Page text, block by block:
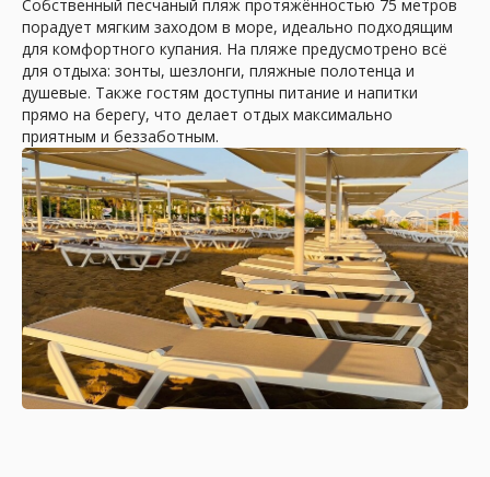
Собственный песчаный пляж протяжённостью 75 метров
порадует мягким заходом в море, идеально подходящим
для комфортного купания. На пляже предусмотрено всё
для отдыха: зонты, шезлонги, пляжные полотенца и
душевые. Также гостям доступны питание и напитки
прямо на берегу, что делает отдых максимально
приятным и беззаботным.